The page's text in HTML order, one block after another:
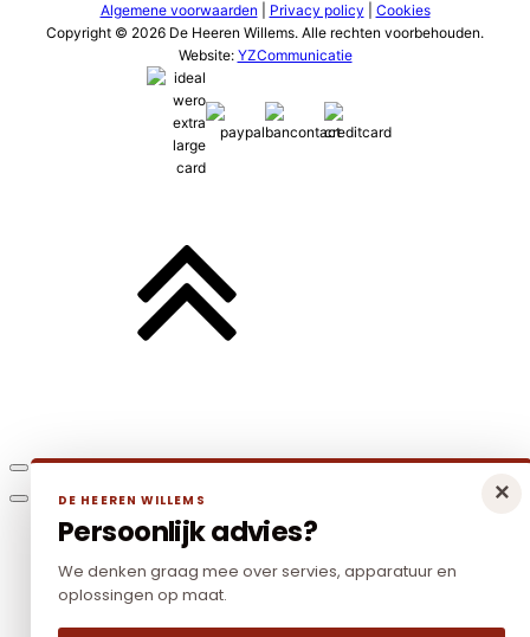
Algemene voorwaarden Privacy policy
Cookies
Copyright © 2026 De Heeren Willems. Alle rechten voorbehouden.
Website: YZCommunicatie
×
DE HEEREN WILLEMS
Persoonlijk advies?
We denken graag mee over servies, apparatuur en
oplossingen op maat.